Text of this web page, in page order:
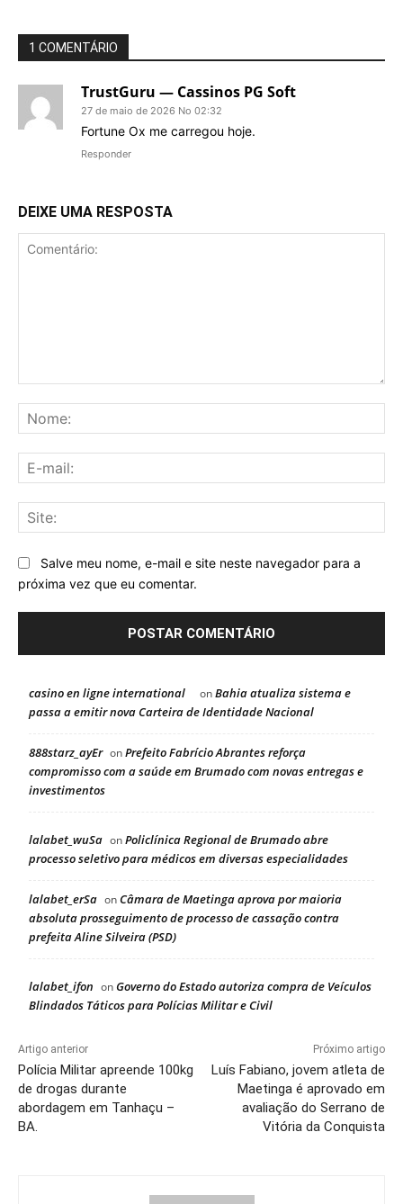
1 COMENTÁRIO
TrustGuru — Cassinos PG Soft
27 de maio de 2026 No 02:32
Fortune Ox me carregou hoje.
Responder
DEIXE UMA RESPOSTA
Salve meu nome, e-mail e site neste navegador para a
próxima vez que eu comentar.
casino en ligne international onBahia atualiza sistema e
passa a emitir nova Carteira de Identidade Nacional
888starz_ayEr onPrefeito Fabrício Abrantes reforça
compromisso com a saúde em Brumado com novas entregas e
investimentos
lalabet_wuSa onPoliclínica Regional de Brumado abre
processo seletivo para médicos em diversas especialidades
lalabet_erSa onCâmara de Maetinga aprova por maioria
absoluta prosseguimento de processo de cassação contra
prefeita Aline Silveira (PSD)
lalabet_ifon onGoverno do Estado autoriza compra de Veículos
Blindados Táticos para Polícias Militar e Civil
Artigo anterior
Polícia Militar apreende 100kg
de drogas durante
abordagem em Tanhaçu –
BA.
Próximo artigo
Luís Fabiano, jovem atleta de
Maetinga é aprovado em
avaliação do Serrano de
Vitória da Conquista